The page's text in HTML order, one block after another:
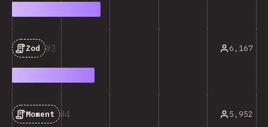
3
Zod 6,167
4
Moment 5,952